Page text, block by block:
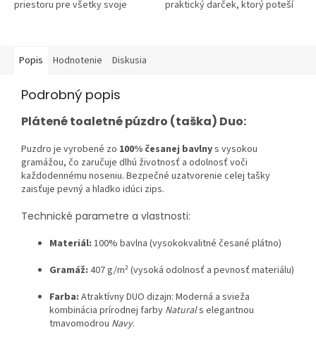
priestoru pre všetky svoje
praktický darček, ktorý poteší
Popis Hodnotenie Diskusia
Podrobný popis
Plátené toaletné púzdro (taška) Duo:
Puzdro je vyrobené zo 100% česanej bavlnys vysokou
gramážou, čo zaručuje dlhú životnosť a odolnosť voči
každodennému noseniu. Bezpečné uzatvorenie celej tašky
zaisťuje pevný a hladko idúci zips.
Technické parametre a vlastnosti:
Materiál: 100% bavlna (vysokokvalitné česané plátno)
Gramáž: 407 g/m² (vysoká odolnosť a pevnosť materiálu)
Farba: Atraktívny DUO dizajn: Moderná a svieža
kombinácia prírodnej farby Naturals elegantnou
tmavomodrou Navy.